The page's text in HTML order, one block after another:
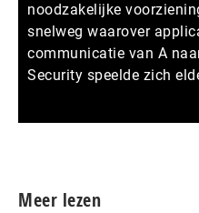
noodzakelijke
snelweg waarover
communicatie van A
Security speelde zich
Meer lezen